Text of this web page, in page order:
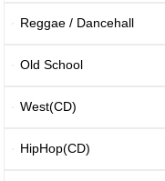
Reggae / Dancehall
Old School
West(CD)
HipHop(CD)